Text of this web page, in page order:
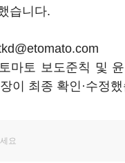
습니다.
마토 보도준칙 및
이 최종 확인·수정